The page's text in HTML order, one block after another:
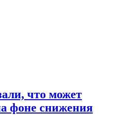
что может
фоне снижения